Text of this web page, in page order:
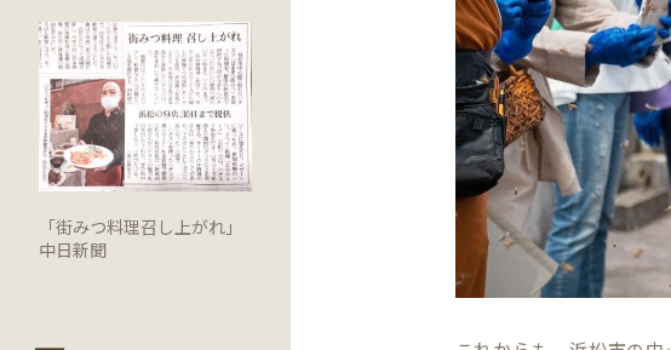
「街みつ料理召し上がれ」
中日新聞